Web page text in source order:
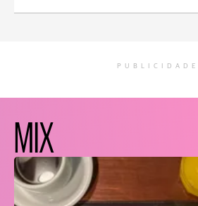
PUBLICIDADE
MIX